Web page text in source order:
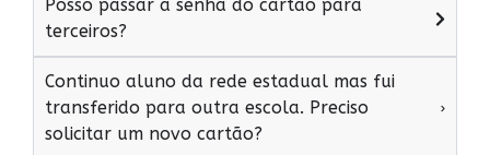
Posso passar a senha do cartão para
terceiros?
Continuo aluno da rede estadual mas fui
transferido para outra escola. Preciso
solicitar um novo cartão?